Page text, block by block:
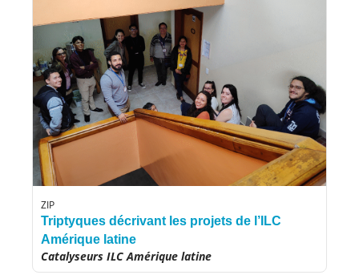
ZIP
Triptyques décrivant les projets de l’ILC
Amérique latine
Catalyseurs ILC Amérique latine